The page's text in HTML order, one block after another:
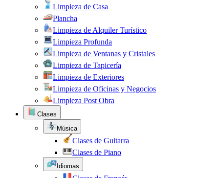
Limpieza de Casa
Plancha
Limpieza de Alquiler Turístico
Limpieza Profunda
Limpieza de Ventanas y Cristales
Limpieza de Tapicería
Limpieza de Exteriores
Limpieza de Oficinas y Negocios
Limpieza Post Obra
Clases
Música
Clases de Guitarra
Clases de Piano
Idiomas